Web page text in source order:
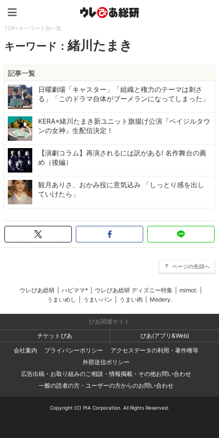
TOP>キーワード別一覧
キーワード：緒川たまき
記事一覧
日曜劇場「キャスター」「組織と権力のテーマは刺さ
る」「このドラマ自体がブーメランになってしまった」
KERA×緒川たまき新ユニット旗揚げ公演『ベイジルタウ
ンの女神』生配信決定！
【演劇コラム】再演されるには訳がある! 名作舞台の薦
め（後編）
観月ありさ、おかみ役に意気込み 「しっとり感を出し
ていけたら」
ページの先頭へ
ウレぴあ総研 ハピママ* ウレぴあ総研 ディズニー特集 mimot.
うまいめし
うまいパン うまい肉 Medery.
ぴあ関連サイト
チケットぴあ
ぴあ(アプリ&Web)
会社案内
プライバシーポリシー
アクセスデータの利用・著作権等
外部送信ポリシー
広告出稿・お取り組みのご相談・情報掲載・その他お問い合わせ
一般の読者の方・ユーザーの方からのお問い合わせ
Copyright (C) PIA Corporation. All Rights Reserved.